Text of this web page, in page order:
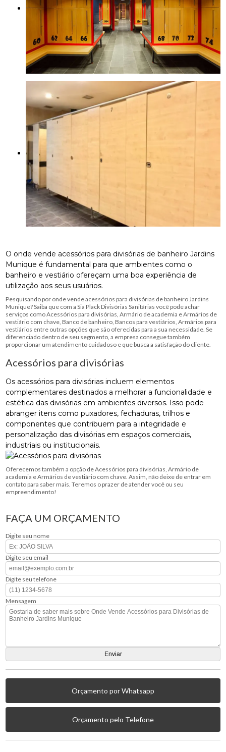
O onde vende acessórios para divisórias de banheiro Jardins
Munique é fundamental para que ambientes como o
banheiro e vestiário ofereçam uma boa experiência de
utilização aos seus usuários.
Pesquisando por onde vende acessórios para divisórias de banheiro Jardins
Munique? Saiba que com a Sia Plack Divisórias Sanitárias você pode achar
serviços como Acessórios para divisórias, Armário de academia e Armários de
vestiário com chave, Banco de banheiro, Bancos para vestiários, Armários para
vestiários entre outras opções que são oferecidas para a sua necessidade. Se
diferenciado dentro de seu segmento, a empresa consegue também
proporcionar um atendimento cuidadoso e que busca a satisfação do cliente.
Acessórios para divisórias
Os acessórios para divisórias incluem elementos
complementares destinados a melhorar a funcionalidade e
estética das divisórias em ambientes diversos. Isso pode
abranger itens como puxadores, fechaduras, trilhos e
componentes que contribuem para a integridade e
personalização das divisórias em espaços comerciais,
industriais ou institucionais.
Oferecemos também a opção de Acessórios para divisórias, Armário de
academia e Armários de vestiário com chave. Assim, não deixe de entrar em
contato para saber mais. Teremos o prazer de atender você ou seu
empreendimento!
FAÇA UM ORÇAMENTO
Digite seu nome
Digite seu email
Digite seu telefone
Mensagem
Orçamento por Whatsapp
Orçamento pelo Telefone